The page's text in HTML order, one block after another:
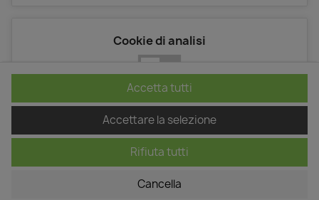
Cookie di analisi
Descrizione
Cookie di performance
Cancella
Rifiuta tutti
Accettare la selezione
Accetta tutti